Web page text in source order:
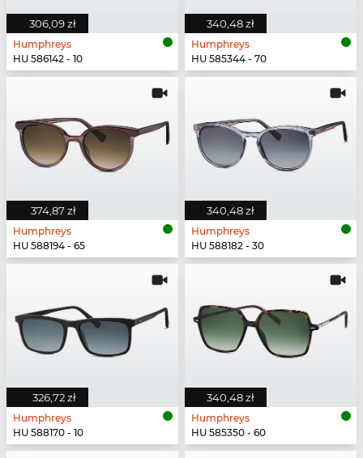
306,09 zł
Humphreys
HU 586142 - 10
340,48 zł
Humphreys
HU 585344 - 70
374,87 zł
Humphreys
HU 588194 - 65
340,48 zł
Humphreys
HU 588182 - 30
326,72 zł
Humphreys
HU 588170 - 10
340,48 zł
Humphreys
HU 585350 - 60